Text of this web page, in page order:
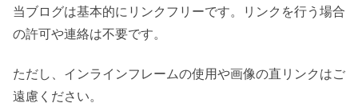
当ブログは基本的にリンクフリーです。リンクを行う場合
の許可や連絡は不要です。
ただし、インラインフレームの使用や画像の直リンクはご
遠慮ください。